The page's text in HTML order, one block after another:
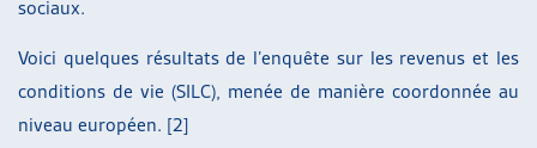
sociaux.
Voici quelques résultats de l’enquête sur les revenus et les
conditions de vie (SILC), menée de manière coordonnée au
niveau européen. [2]